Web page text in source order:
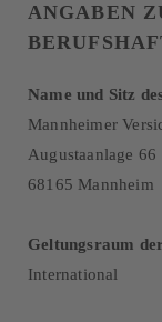
ANGABEN
Name und Sitz
Mannheimer
Augustaanlage 66
68165 Mannheim
Geltungsraum
International